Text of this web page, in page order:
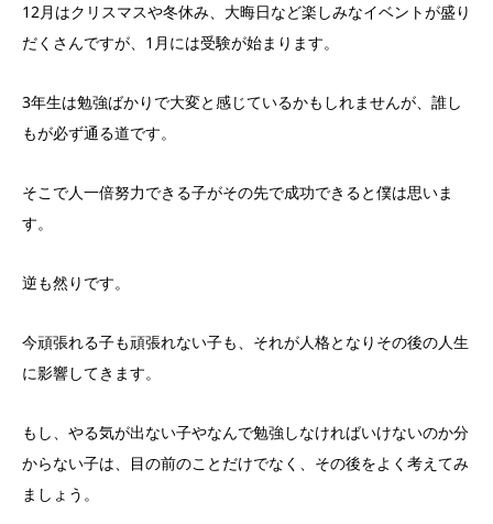
12月はクリスマスや冬休み、大晦日など楽しみなイベントが盛り
だくさんですが、1月には受験が始まります。
3年生は勉強ばかりで大変と感じているかもしれませんが、誰し
もが必ず通る道です。
そこで人一倍努力できる子がその先で成功できると僕は思いま
す。
逆も然りです。
今頑張れる子も頑張れない子も、それが人格となりその後の人生
に影響してきます。
もし、やる気が出ない子やなんで勉強しなければいけないのか分
からない子は、目の前のことだけでなく、その後をよく考えてみ
ましょう。